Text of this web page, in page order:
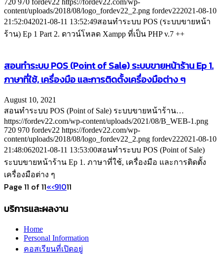
720 970 fordev22 https://fordev22.com/wp-
content/uploads/2018/08/logo_fordev22_2.png fordev222021-08-10
21:52:042021-08-11 13:52:49สอนทำระบบ POS (ระบบขายหน้า
ร้าน) Ep 1 Part 2. ดาวน์โหลด Xampp ที่เป็น PHP v.7 ++
สอนทำระบบ POS (Point of Sale) ระบบขายหน้าร้าน Ep 1.
ภาษาที่ใช้, เครื่องมือ และการติดตั้งเครื่องมือต่าง ๆ
August 10, 2021
สอนทำระบบ POS (Point of Sale) ระบบขายหน้าร้าน…
https://fordev22.com/wp-content/uploads/2021/08/B_WEB-1.png
720 970 fordev22 https://fordev22.com/wp-
content/uploads/2018/08/logo_fordev22_2.png fordev222021-08-10
21:48:062021-08-11 13:53:00สอนทำระบบ POS (Point of Sale)
ระบบขายหน้าร้าน Ep 1. ภาษาที่ใช้, เครื่องมือ และการติดตั้ง
เครื่องมือต่าง ๆ
Page 11 of 11«‹91011
บริการและผลงาน
Home
Personal Information
คอสเรียนที่เปิดอยู่